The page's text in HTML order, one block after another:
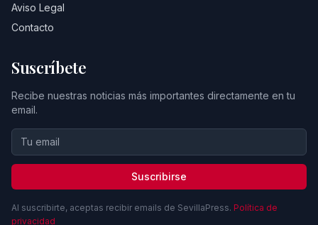
Aviso Legal
Contacto
Suscríbete
Recibe nuestras noticias más importantes directamente en tu
email.
Suscribirse
Al suscribirte, aceptas recibir emails de SevillaPress. Política de
privacidad